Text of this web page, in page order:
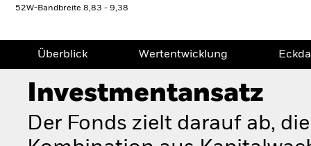
52W-Bandbreite 8,83 - 9,38
Überblick Wertentwicklung
Investmentansatz
Der Fonds zielt darauf ab,